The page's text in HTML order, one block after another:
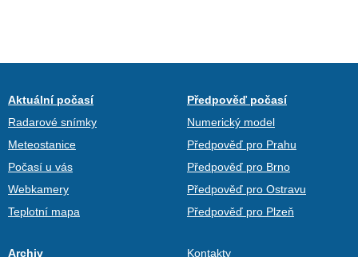
Aktuální počasí
Radarové snímky
Meteostanice
Počasí u vás
Webkamery
Teplotní mapa
Předpověď počasí
Numerický model
Předpověď pro Prahu
Předpověď pro Brno
Předpověď pro Ostravu
Předpověď pro Plzeň
Archiv Kontakty